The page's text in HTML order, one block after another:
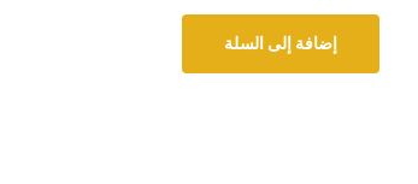
إضافة إلى السلة